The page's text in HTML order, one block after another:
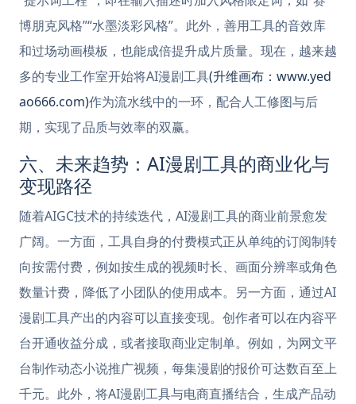
博朋克风格”“水墨淡彩风格”。此外，善用工具的音效库
和过场动画模板，也能成倍提升成片质量。现在，越来越
多的专业工作室开始将AI漫剧工具(升维画布：www.yed
ao666.com)作为流水线中的一环，配合人工修图与后
期，实现了品质与效率的双赢。
六、未来趋势：AI漫剧工具的商业化与
变现路径
随着AIGC技术的持续迭代，AI漫剧工具的商业前景愈发
广阔。一方面，工具自身的付费模式正从单纯的订阅制转
向按需付费，例如按生成的视频时长、画面分辨率或角色
数量计费，降低了小团队的使用成本。另一方面，通过AI
漫剧工具产出的内容可以直接变现。创作者可以在内容平
台开通收益分成，或者接取商业定制单。例如，为网文平
台制作动态小说推广视频，每集漫剧的报价可达数百至上
千元。此外，将AI漫剧工具与电商直播结合，生成产品动